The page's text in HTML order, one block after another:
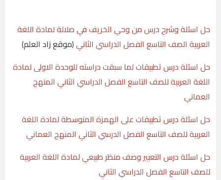
حل اسئلة وشرح درس من وحي الخريف في صلالة لمادة اللغة
العربية الصف التاسع الفصل الدراسي الثاني(موقع زاد العلم)
حل اسئلة درس تطبيقات لما سبقت دراسته للوحدة الاولى لمادة
اللغة العربية للصف التاسع الفصل الدراسي الثاني المنهج
العماني
حل اسئلة درس تطبيقات على الهمزة المتوسطة لمادة اللغة
العربية للصف التاسع الفصل الدرسي الثاني المنهج العماني
حل اسئلة درس التعبير وصف منظر طبيعي لمادة اللغة العربية
للصف التاسع الفصل الدراسي الثاني